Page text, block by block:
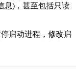
息)，甚至包括只读
启动进程，修改启